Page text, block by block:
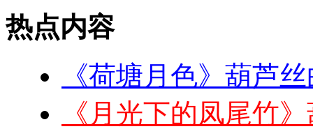
热点内容
《荷塘月色》葫芦
《月光下的凤尾竹